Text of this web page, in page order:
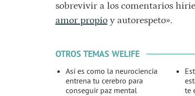
sobrevivir a los comentarios
amor propioy autorespeto».
OTROS TEMAS WELIFE
Así es como la neurociencia
entrena tu cerebro para
conseguir paz mental
te